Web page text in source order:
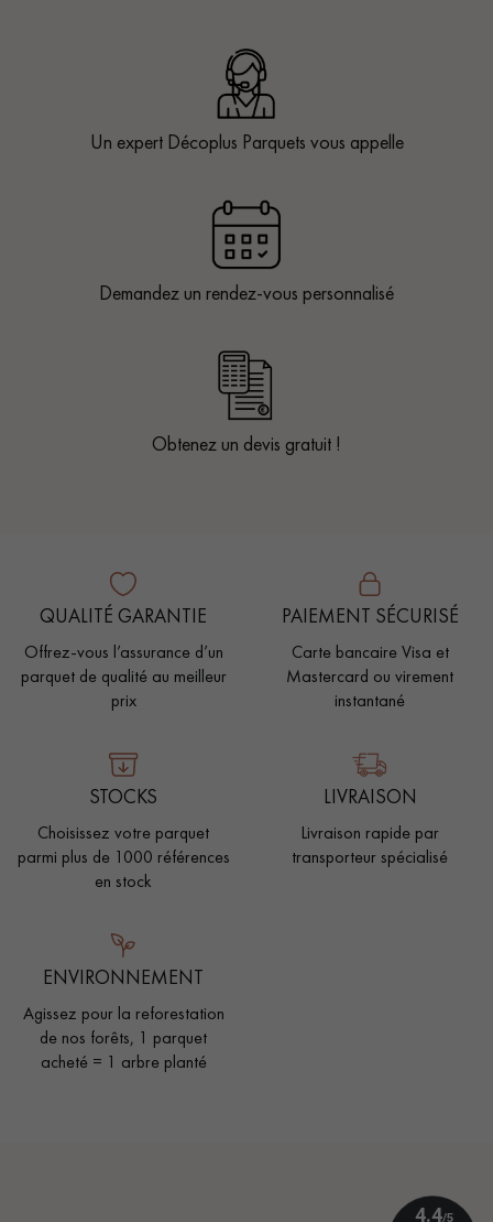
Un expert Décoplus Parquets vous appelle
Demandez un rendez-vous personnalisé
Obtenez un devis gratuit !
QUALITÉ GARANTIE
Offrez-vous l’assurance d’un
parquet de qualité au meilleur
prix
PAIEMENT SÉCURISÉ
Carte bancaire Visa et
Mastercard ou virement
instantané
STOCKS
Choisissez votre parquet
parmi plus de 1000 références
en stock
LIVRAISON
Livraison rapide par
transporteur spécialisé
ENVIRONNEMENT
Agissez pour la reforestation
de nos forêts, 1 parquet
acheté = 1 arbre planté